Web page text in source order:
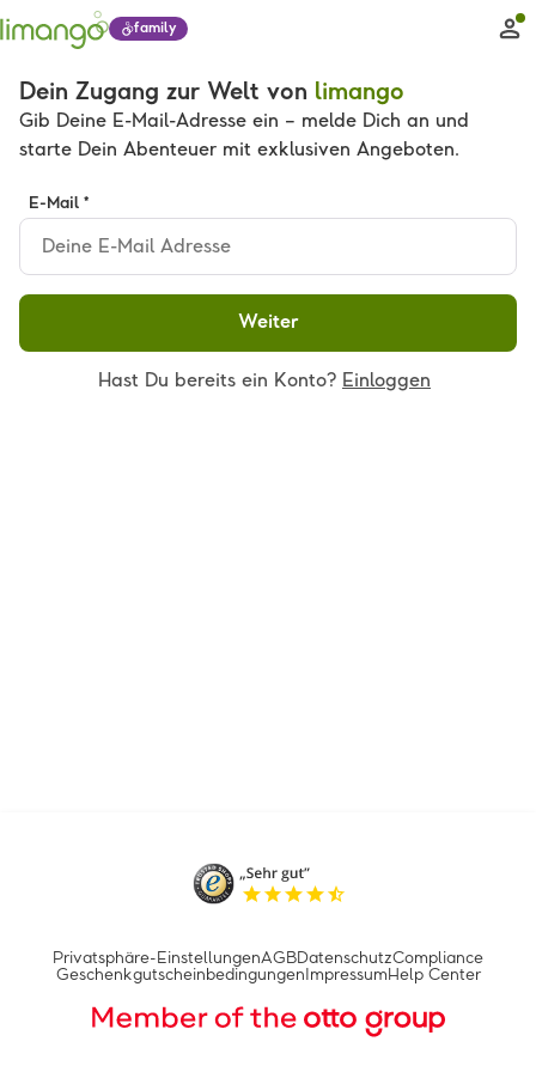
family
Dein Zugang zur Welt von limango
Gib Deine E-Mail-Adresse ein – melde Dich an und
starte Dein Abenteuer mit exklusiven Angeboten.
E-Mail *
Weiter
Hast Du bereits ein Konto? Einloggen
Privatsphäre-EinstellungenAGBDatenschutzCompliance
Geschenkgutscheinbedingungen Impressum Help Center